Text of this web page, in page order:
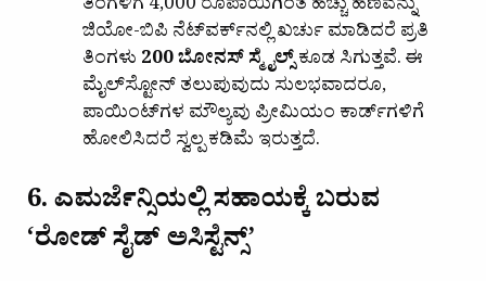
ತಿಂಗಳಿಗೆ 4,000 ರೂಪಾಯಿಗಿಂತ ಹೆಚ್ಚು ಹಣವನ್ನು
ಜಿಯೋ-ಬಿಪಿ ನೆಟ್‌ವರ್ಕ್‌ನಲ್ಲಿ ಖರ್ಚು ಮಾಡಿದರೆ ಪ್ರತಿ
ತಿಂಗಳು 200 ಬೋನಸ್ ಸ್ಮೈಲ್ಸ್ಕೂಡ ಸಿಗುತ್ತವೆ. ಈ
ಮೈಲ್‌ಸ್ಟೋನ್ ತಲುಪುವುದು ಸುಲಭವಾದರೂ,
ಪಾಯಿಂಟ್‌ಗಳ ಮೌಲ್ಯವು ಪ್ರೀಮಿಯಂ ಕಾರ್ಡ್‌ಗಳಿಗೆ
ಹೋಲಿಸಿದರೆ ಸ್ವಲ್ಪ ಕಡಿಮೆ ಇರುತ್ತದೆ.
6. ಎಮರ್ಜೆನ್ಸಿಯಲ್ಲಿ ಸಹಾಯಕ್ಕೆ ಬರುವ
‘ರೋಡ್ ಸೈಡ್ ಅಸಿಸ್ಟೆನ್ಸ್’